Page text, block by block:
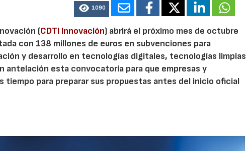
1090
(CDTI Innovación) abrirá el próximo mes de octubre
con 138 millones de euros en subvenciones para
y desarrollo en tecnologías digitales, tecnologías limpias
antelación esta convocatoria para que empresas y
tiempo para preparar sus propuestas antes del inicio oficial